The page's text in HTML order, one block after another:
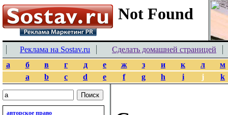
Реклама на Sostav.ru
Сделать домашней страницей
а
б в г д е ж з и к л
м
a
b c d e f g h i j k
авторское право